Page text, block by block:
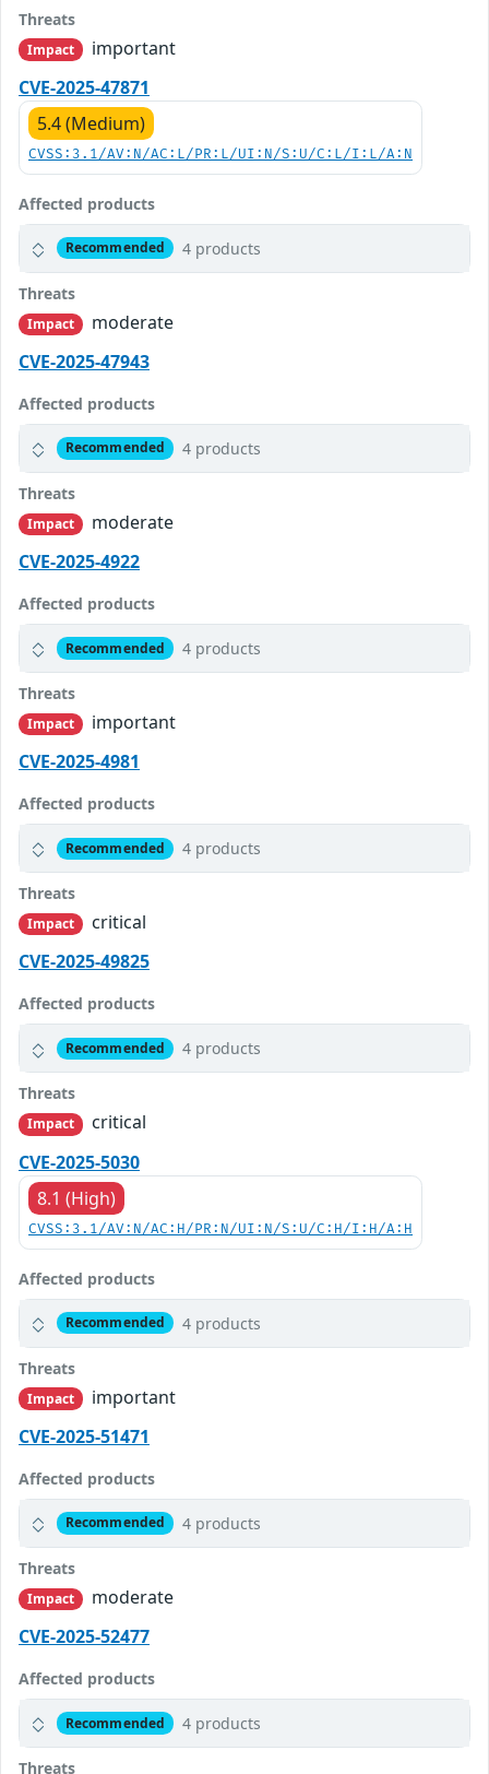
Threats
Impact
important
CVE-2025-47871
5.4 (Medium)
CVSS:3.1/AV:N/AC:L/PR:L/UI:N/S:U/C:L/I:L/A:N
Affected products
Recommended 4 products
Threats
Impact
moderate
CVE-2025-47943
Affected products
Recommended 4 products
Threats
Impact
moderate
CVE-2025-4922
Affected products
Recommended 4 products
Threats
Impact
important
CVE-2025-4981
Affected products
Recommended 4 products
Threats
Impact
critical
CVE-2025-49825
Affected products
Recommended 4 products
Threats
Impact
critical
CVE-2025-5030
8.1 (High)
CVSS:3.1/AV:N/AC:H/PR:N/UI:N/S:U/C:H/I:H/A:H
Affected products
Recommended 4 products
Threats
Impact
important
CVE-2025-51471
Affected products
Recommended 4 products
Threats
Impact
moderate
CVE-2025-52477
Affected products
Recommended 4 products
Threats